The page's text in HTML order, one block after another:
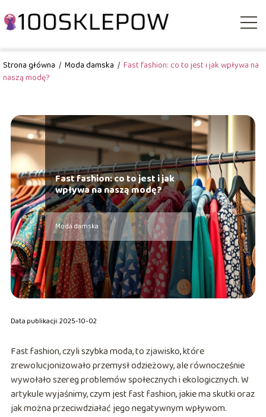
Strona główna / Moda damska / Fast fashion: co to jest i jak wpływa na
naszą modę?
Fast fashion: co to jest i jak
wpływa na naszą modę?
Moda damska
Data publikacji: 2025-10-02
Fast fashion, czyli szybka moda, to zjawisko, które
zrewolucjonizowało przemysł odzieżowy, ale równocześnie
wywołało szereg problemów społecznych i ekologicznych. W
artykule wyjaśnimy, czym jest fast fashion, jakie ma skutki oraz
jak można przeciwdziałać jego negatywnym wpływom.